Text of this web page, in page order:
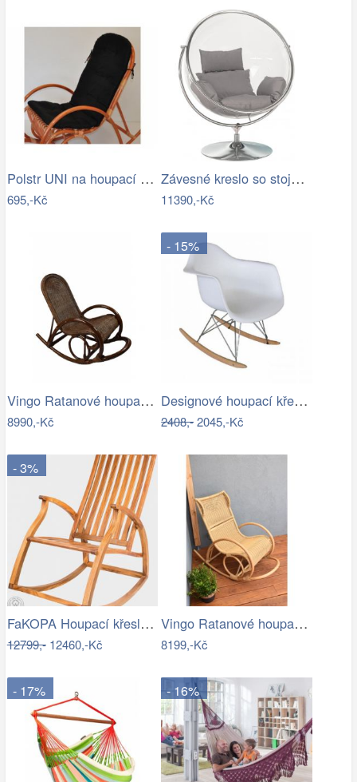
Polstr UNI na houpací křeslo - látka…
695,-Kč
Závesné kreslo so stojanom,…
11390,-Kč
Vingo Ratanové houpací křeslo - tmavě…
8990,-Kč
- 15%
Designové houpací křeslo - TK
2408,-2045,-Kč
- 3%
FaKOPA Houpací křeslo dřevěné teak…
12799,-12460,-Kč
Vingo Ratanové houpací křeslo
8199,-Kč
- 17% - 16%